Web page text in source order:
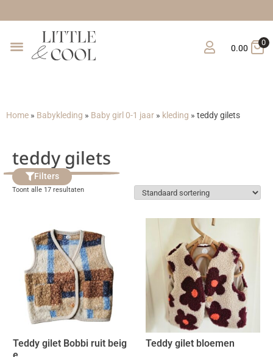
0.00
0
Home » Babykleding » Baby girl 0-1 jaar » kleding » teddy gilets
teddy gilets
Filters
Toont alle 17 resultaten
Teddy gilet Bobbi ruit beig
Teddy gilet bloemen